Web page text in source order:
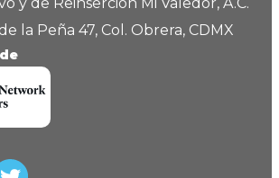
la Peña 47, Col. Obrera, CDMX